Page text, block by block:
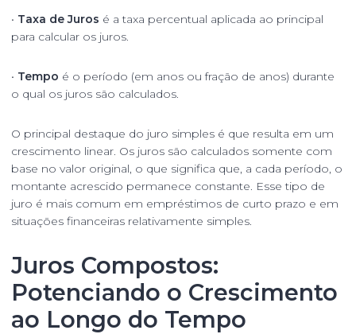
• Taxa de Juros é a taxa percentual aplicada ao principal
para calcular os juros.
• Tempo é o período (em anos ou fração de anos) durante
o qual os juros são calculados.
O principal destaque do juro simples é que resulta em um
crescimento linear. Os juros são calculados somente com
base no valor original, o que significa que, a cada período, o
montante acrescido permanece constante. Esse tipo de
juro é mais comum em empréstimos de curto prazo e em
situações financeiras relativamente simples.
Juros Compostos:
Potenciando o Crescimento
ao Longo do Tempo